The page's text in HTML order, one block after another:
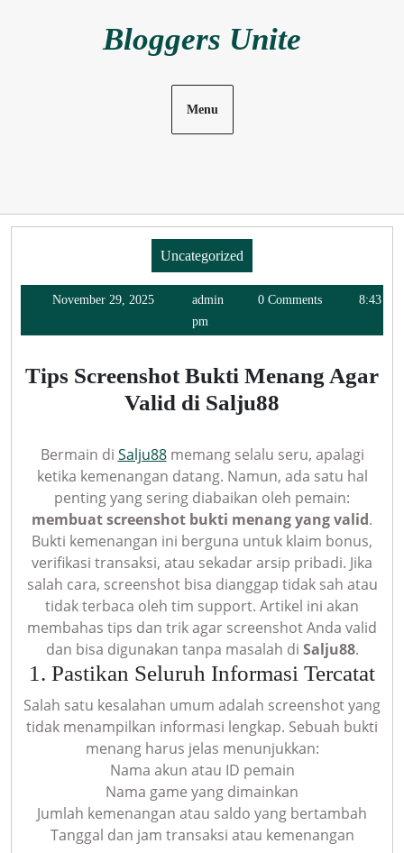
Bloggers Unite
Menu
Uncategorized
Category
November 29, 2025
November
2025
admin admin0 Comments
8:43
pm
Tips Screenshot Bukti Menang Agar
Valid di Salju88
Bermain di Salju88memang selalu seru, apalagi
ketika kemenangan datang. Namun, ada satu hal
penting yang sering diabaikan oleh pemain:
membuat screenshot bukti menang yang valid.
Bukti kemenangan ini berguna untuk klaim bonus,
verifikasi transaksi, atau sekadar arsip pribadi. Jika
salah cara, screenshot bisa dianggap tidak sah atau
tidak terbaca oleh tim support. Artikel ini akan
membahas tips dan trik agar screenshot Anda valid
dan bisa digunakan tanpa masalah di Salju88.
1. Pastikan Seluruh Informasi Tercatat
Salah satu kesalahan umum adalah screenshot yang
tidak menampilkan informasi lengkap. Sebuah bukti
menang harus jelas menunjukkan:
Nama akun atau ID pemain
Nama game yang dimainkan
Jumlah kemenangan atau saldo yang bertambah
Tanggal dan jam transaksi atau kemenangan